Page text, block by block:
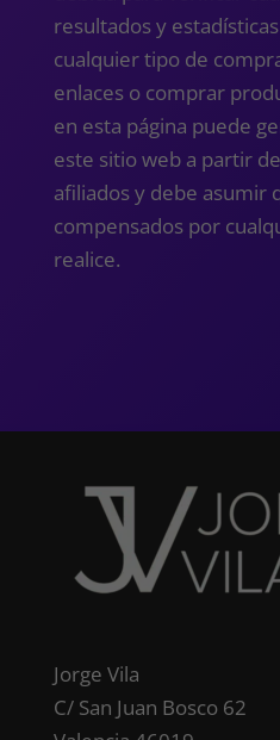
resultados y
cualquier tipo de
enlaces o comprar
en esta página puede
este sitio web a partir
afiliados y debe asumir
compensados ​​por
realice.
Jorge Vila
C/ San Juan Bosco 62